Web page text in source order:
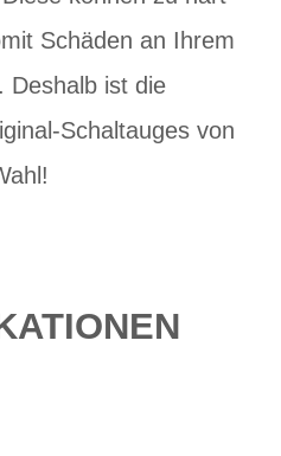
Schäden an Ihrem
Deshalb ist die
Schaltauges von